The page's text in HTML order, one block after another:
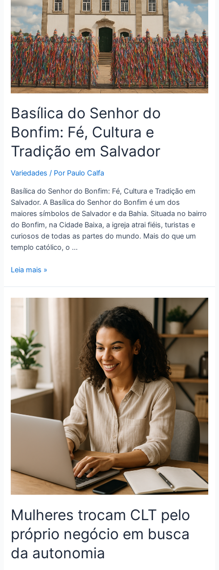
Basílica do Senhor do
Bonfim: Fé, Cultura e
Tradição em Salvador
Variedades / Por Paulo Calfa
Basílica do Senhor do Bonfim: Fé, Cultura e Tradição em
Salvador. A Basílica do Senhor do Bonfim é um dos
maiores símbolos de Salvador e da Bahia. Situada no bairro
do Bonfim, na Cidade Baixa, a igreja atrai fiéis, turistas e
curiosos de todas as partes do mundo. Mais do que um
templo católico, o …
Leia mais »
Mulheres trocam CLT pelo
próprio negócio em busca
da autonomia